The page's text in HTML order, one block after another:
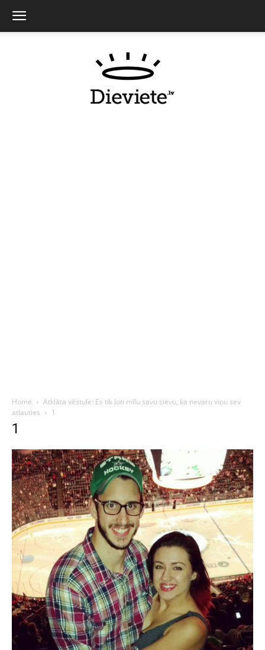
Home
Atklāta vēstule: Es tik ļoti mīlu savu sievu, ka nevaru viņu sev
atļauties
1
1